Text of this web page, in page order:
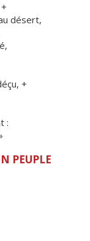
désert,
+
:
PEUPLE